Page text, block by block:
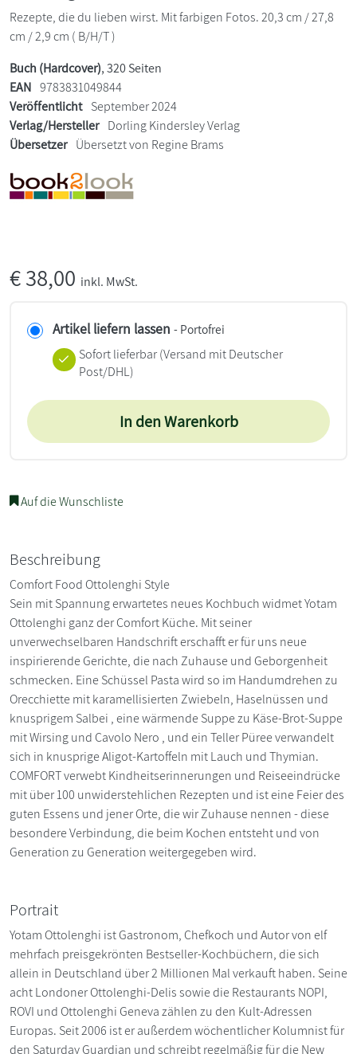
Rezepte, die du lieben wirst. Mit farbigen Fotos. 20,3 cm / 27,8
cm / 2,9 cm ( B/H/T )
Buch (Hardcover), 320 Seiten
EAN 9783831049844
Veröffentlicht September 2024
Verlag/Hersteller Dorling Kindersley Verlag
Übersetzer Übersetzt von Regine Brams
€38,00 inkl. MwSt.
Artikel liefern lassen - Portofrei
Sofort lieferbar(Versand mit Deutscher
Post/DHL)
In den Warenkorb
Auf die Wunschliste
Beschreibung
Comfort Food Ottolenghi Style
Sein mit Spannung erwartetes neues Kochbuch widmet Yotam
Ottolenghi ganz der Comfort Küche. Mit seiner
unverwechselbaren Handschrift erschafft er für uns neue
inspirierende Gerichte, die nach Zuhause und Geborgenheit
schmecken. Eine Schüssel Pasta wird so im Handumdrehen zu
Orecchiette mit karamellisierten Zwiebeln, Haselnüssen und
knusprigem Salbei , eine wärmende Suppe zu Käse-Brot-Suppe
mit Wirsing und Cavolo Nero , und ein Teller Püree verwandelt
sich in knusprige Aligot-Kartoffeln mit Lauch und Thymian.
COMFORT verwebt Kindheitserinnerungen und Reiseeindrücke
mit über 100 unwiderstehlichen Rezepten und ist eine Feier des
guten Essens und jener Orte, die wir Zuhause nennen - diese
besondere Verbindung, die beim Kochen entsteht und von
Generation zu Generation weitergegeben wird.
Portrait
Yotam Ottolenghi ist Gastronom, Chefkoch und Autor von elf
mehrfach preisgekrönten Bestseller-Kochbüchern, die sich
allein in Deutschland über 2 Millionen Mal verkauft haben. Seine
acht Londoner Ottolenghi-Delis sowie die Restaurants NOPI,
ROVI und Ottolenghi Geneva zählen zu den Kult-Adressen
Europas. Seit 2006 ist er außerdem wöchentlicher Kolumnist für
den Saturday Guardian und schreibt regelmäßig für die New